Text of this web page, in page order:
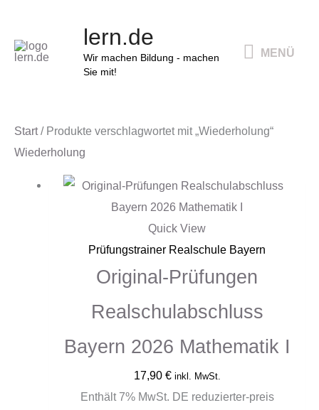
springen
lern.de
Wir machen Bildung - machen
Sie mit!
MENÜ
Start/ Produkte verschlagwortet mit „Wiederholung“
Wiederholung
Quick View
Prüfungstrainer Realschule Bayern
Original-Prüfungen
Realschulabschluss
Bayern 2026 Mathematik I
17,90 € inkl. MwSt.
Enthält 7% MwSt. DE reduzierter-preis